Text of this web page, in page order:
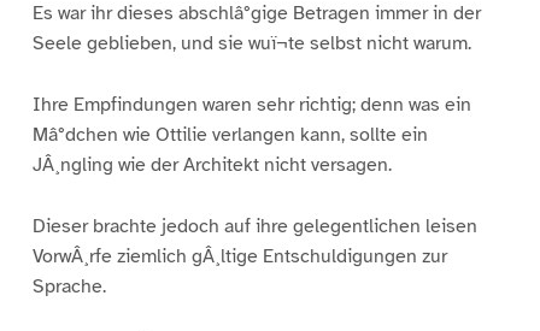
Es war ihr dieses abschlâ°gige Betragen immer in der
Seele geblieben, und sie wuï¬te selbst nicht warum.
Ihre Empfindungen waren sehr richtig; denn was ein
Mâ°dchen wie Ottilie verlangen kann, sollte ein
JÂ¸ngling wie der Architekt nicht versagen.
Dieser brachte jedoch auf ihre gelegentlichen leisen
VorwÂ¸rfe ziemlich gÂ¸ltige Entschuldigungen zur
Sprache.